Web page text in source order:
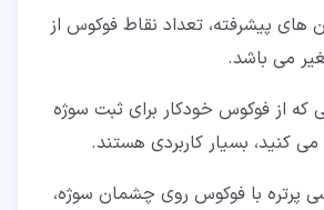
های پیشرفته، تعداد نقاط فوکوس از
که از فوکوس خودکار برای ثبت سوژه
کنید، بسیار کاربردی هستند.
پرتره با فوکوس روی چشمان سوژه،